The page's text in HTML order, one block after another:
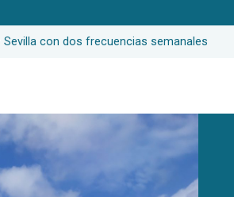
con dos frecuencias semanales